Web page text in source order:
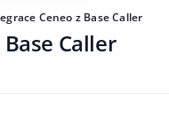
Ceneo z Base Caller
Caller